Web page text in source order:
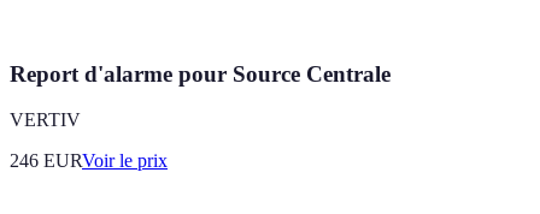
Report d'alarme pour Source Centrale
VERTIV
246 EURVoir le prix